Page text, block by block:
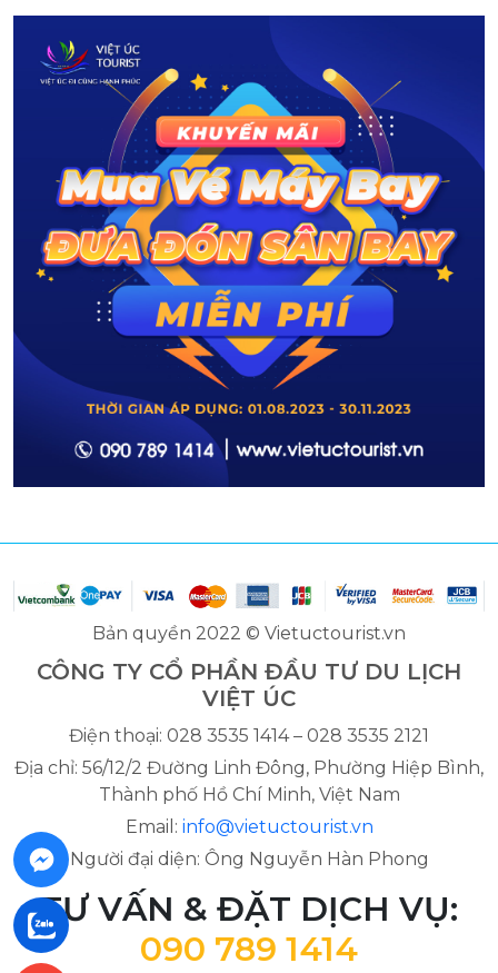
Bản quyền 2022 © Vietuctourist.vn
CÔNG TY CỔ PHẦN ĐẦU TƯ DU LỊCH
VIỆT ÚC
Điện thoại: 028 3535 1414 – 028 3535 2121
Địa chỉ: 56/12/2 Đường Linh Đông, Phường Hiệp Bình,
Thành phố Hồ Chí Minh, Việt Nam
Email: info@vietuctourist.vn
Người đại diện: Ông Nguyễn Hàn Phong
TƯ VẤN & ĐẶT DỊCH VỤ:
090 789 1414